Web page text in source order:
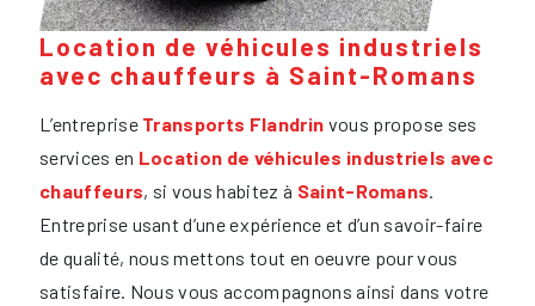
Location de véhicules industriels
avec chauffeurs à Saint-Romans
L’entreprise Transports Flandrin vous propose ses
services en Location de véhicules industriels avec
chauffeurs, si vous habitez à Saint-Romans.
Entreprise usant d’une expérience et d’un savoir-faire
de qualité, nous mettons tout en oeuvre pour vous
satisfaire. Nous vous accompagnons ainsi dans votre